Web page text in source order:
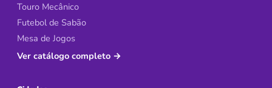
Touro Mecânico
Futebol de Sabão
Mesa de Jogos
Ver catálogo completo →